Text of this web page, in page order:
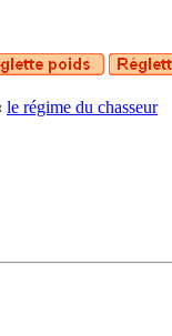
le régime du chasseur